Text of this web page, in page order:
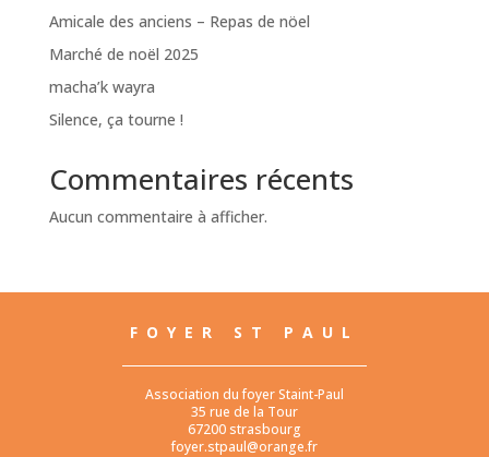
Amicale des anciens – Repas de nöel
Marché de noël 2025
macha’k wayra
Silence, ça tourne !
Commentaires récents
Aucun commentaire à afficher.
FOYER ST PAUL
Association du foyer Staint-Paul
35 rue de la Tour
67200 strasbourg
foyer.stpaul@orange.fr